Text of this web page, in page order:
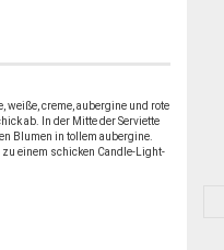
weiße, creme, aubergine und rote
ab. In der Mitte der Serviette
Blumen in tollem aubergine.
zu einem schicken Candle-Light-